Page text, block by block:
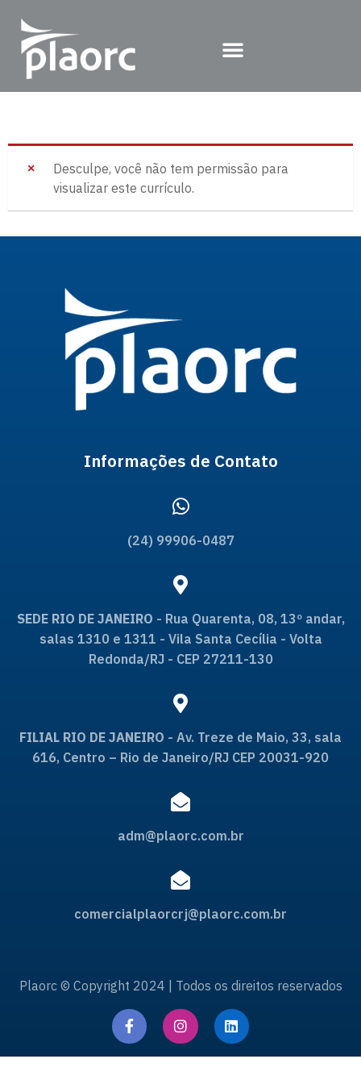
Desculpe, você não tem permissão para
visualizar este currículo.
Informações de Contato
(24) 99906-0487
SEDE RIO DE JANEIRO - Rua Quarenta, 08, 13º andar,
salas 1310 e 1311 - Vila Santa Cecília - Volta
Redonda/RJ - CEP 27211-130
FILIAL RIO DE JANEIRO - Av. Treze de Maio, 33, sala
616, Centro – Rio de Janeiro/RJ CEP 20031-920
adm@plaorc.com.br
comercialplaorcrj@plaorc.com.br
Plaorc © Copyright 2024 | Todos os direitos reservados